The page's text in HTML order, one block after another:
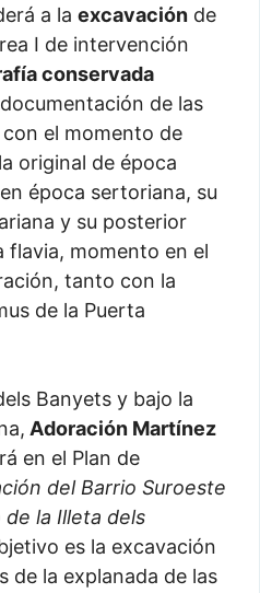
a la excavación de
I de intervención
conservada
de las
el momento de
original de época
época sertoriana, su
y su posterior
momento en el
tanto con la
de la Puerta
Banyets y bajo la
Adoración Martínez
en el Plan de
del Barrio Suroeste
la Illeta dels
es la excavación
de la explanada de las